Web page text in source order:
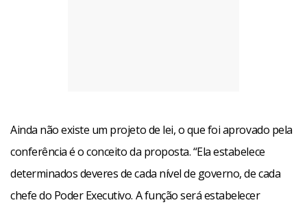
Ainda não existe um projeto de lei, o que foi aprovado pela
conferência é o conceito da proposta. “Ela estabelece
determinados deveres de cada nível de governo, de cada
chefe do Poder Executivo. A função será estabelecer